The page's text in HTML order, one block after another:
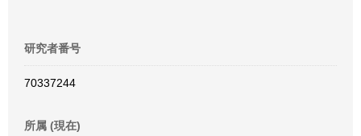
研究者番号
70337244
所属 (現在)